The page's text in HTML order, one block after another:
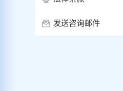
发送咨询邮件